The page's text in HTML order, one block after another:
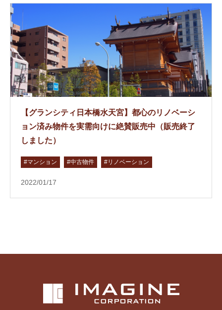
【グランシティ日本橋水天宮】都心のリノベーシ
ョン済み物件を実需向けに絶賛販売中（販売終了
しました）
#マンション #中古物件 #リノベーション
2022/01/17